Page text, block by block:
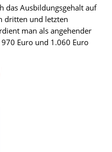
das Ausbildungsgehalt auf
dritten und letzten
man als angehender
Euro und 1.060 Euro